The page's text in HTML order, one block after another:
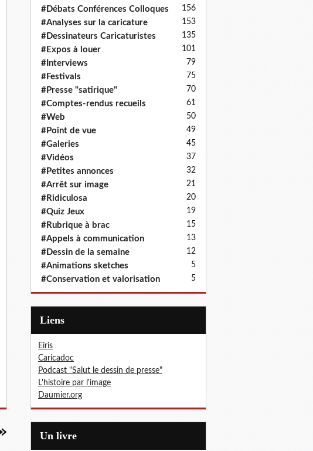
#Débats Conférences Colloques 156
#Analyses sur la caricature 153
#Dessinateurs Caricaturistes 135
#Expos à louer 101
#Interviews 79
#Festivals 75
#Presse "satirique" 70
#Comptes-rendus recueils 61
#Web 50
#Point de vue 49
#Galeries 45
#Vidéos 37
#Petites annonces 32
#Arrêt sur image 21
#Ridiculosa 20
#Quiz Jeux 19
#Rubrique à brac 15
#Appels à communication 13
#Dessin de la semaine 12
#Animations sketches 5
#Conservation et valorisation 5
Liens
Eiris
Caricadoc
Podcast "Salut le dessin de presse"
L'histoire par l'image
Daumier.org
Un livre